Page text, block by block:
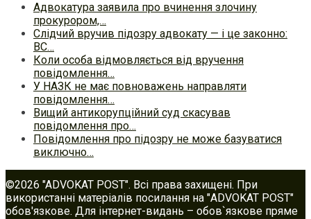
Адвокатура заявила про вчинення злочину
прокурором,…
Слідчий вручив підозру адвокату — і це законно:
ВС…
Коли особа відмовляється від вручення
повідомлення…
У НАЗК не має повноважень направляти
повідомлення…
Вищий антикорупційний суд скасував
повідомлення про…
Повідомлення про підозру не може базуватися
виключно…
©2026 "ADVOKAT POST". Всі права захищені. При
використанні матеріалів посилання на "ADVOKAT POST"
обов'язкове. Для інтернет-видань – обов`язкове пряме